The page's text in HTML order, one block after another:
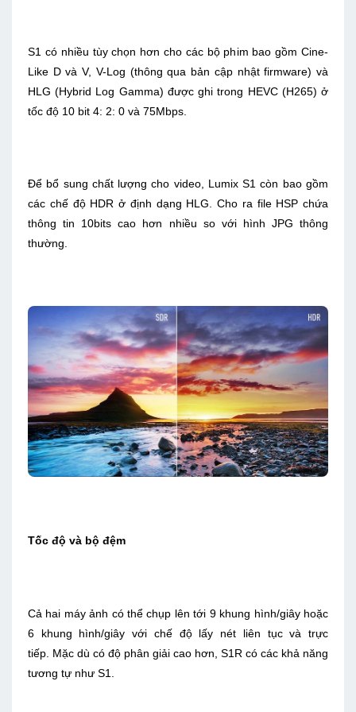
S1 có nhiều tùy chọn hơn cho các bộ phim bao gồm Cine-
Like D và V, V-Log (thông qua bản cập nhật firmware) và
HLG (Hybrid Log Gamma) được ghi trong HEVC (H265) ở
tốc độ 10 bit 4: 2: 0 và 75Mbps.
Để bổ sung chất lượng cho video, Lumix S1 còn bao gồm
các chế độ HDR ở định dạng HLG. Cho ra file HSP chứa
thông tin 10bits cao hơn nhiều so với hình JPG thông
thường.
Tốc độ và bộ đệm
Cả hai máy ảnh có thể chụp lên tới 9 khung hình/giây hoặc
6 khung hình/giây với chế độ lấy nét liên tục và trực
tiếp. Mặc dù có độ phân giải cao hơn, S1R có các khả năng
tương tự như S1.